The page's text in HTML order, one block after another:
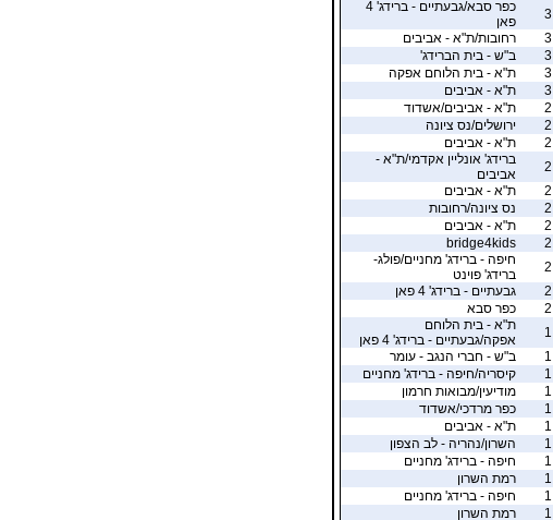
3
כפר סבא/גבעתיים - ברידג' 4
פאן
3
רחובות/ת"א - אביבים
3
ב"ש - בית הברידג'
3
ת"א - בית הלוחם אפקה
3
ת"א - אביבים
2
ת"א - אביבים/אשדוד
2
ירושלים/נס ציונה
2
ת"א - אביבים
2
ברידג' אונליין אקדמי/ת"א -
אביבים
2
ת"א - אביבים
2
נס ציונה/רחובות
2
ת"א - אביבים
2
bridge4kids
2
חיפה - ברידג' מחניים/פולג-
ברידג' פוינט
2
גבעתיים - ברידג' 4 פאן
2
כפר סבא
1
ת"א - בית הלוחם
אפקה/גבעתיים - ברידג' 4 פאן
1
ב"ש - חברי הנגב - עומר
1
קיסריה/חיפה - ברידג' מחניים
1
מודיעין/מבואות חרמון
1
כפר מרדכי/אשדוד
1
ת"א - אביבים
1
השרון/נהריה - לב הצפון
1
חיפה - ברידג' מחניים
1
רמת השרון
1
חיפה - ברידג' מחניים
1
רמת השרון